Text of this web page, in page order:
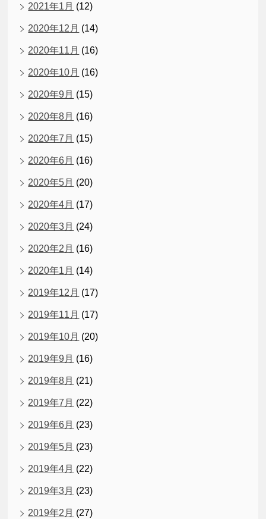
2021年1月 (12)
2020年12月 (14)
2020年11月 (16)
2020年10月 (16)
2020年9月 (15)
2020年8月 (16)
2020年7月 (15)
2020年6月 (16)
2020年5月 (20)
2020年4月 (17)
2020年3月 (24)
2020年2月 (16)
2020年1月 (14)
2019年12月 (17)
2019年11月 (17)
2019年10月 (20)
2019年9月 (16)
2019年8月 (21)
2019年7月 (22)
2019年6月 (23)
2019年5月 (23)
2019年4月 (22)
2019年3月 (23)
2019年2月 (27)